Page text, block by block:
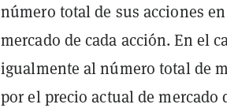
número total de sus acciones
mercado de cada acción. En el
igualmente al número total de
por el precio actual de mercado